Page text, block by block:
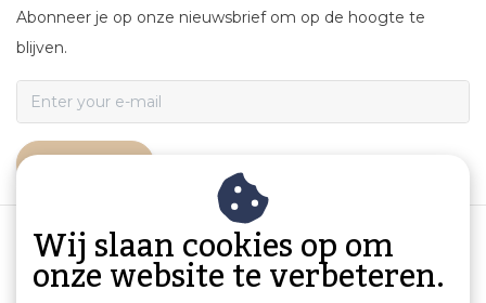
Abonneer je op onze nieuwsbrief om op de hoogte te
blijven.
Wij slaan cookies op om
onze website te verbeteren.